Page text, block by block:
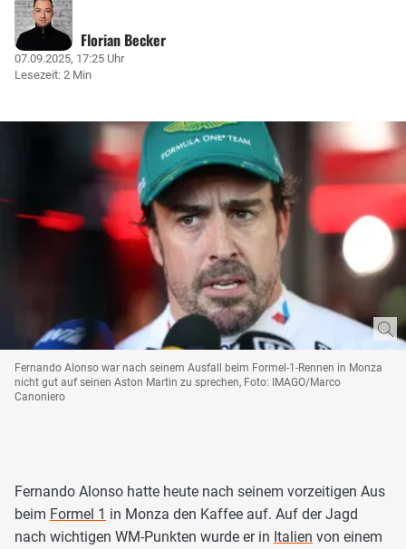
Florian Becker
07.09.2025, 17:25 Uhr
Lesezeit: 2 Min
Fernando Alonso war nach seinem Ausfall beim Formel-1-Rennen in Monza
nicht gut auf seinen Aston Martin zu sprechen, Foto: IMAGO/Marco
Canoniero
Fernando Alonso hatte heute nach seinem vorzeitigen Aus
beim Formel 1 in Monza den Kaffee auf. Auf der Jagd
nach wichtigen WM-Punkten wurde er in Italien von einem